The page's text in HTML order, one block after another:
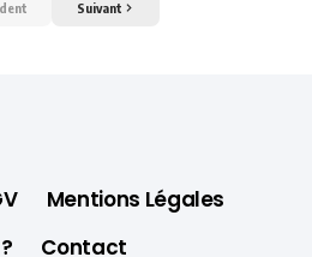
Suivant
Mentions Légales
Contact